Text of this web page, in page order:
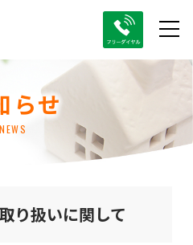
らせ
NEWS
り扱いに関して